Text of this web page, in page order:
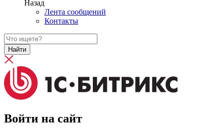
Назад
Лента сообщений
Контакты
Найти
Войти на сайт